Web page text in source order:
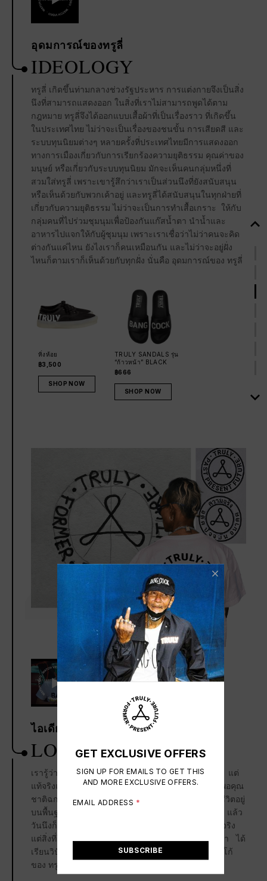
GET EXCLUSIVE OFFERS
SIGN UP FOR EMAILS TO GET THIS
AND MORE EXCLUSIVE OFFERS.
EMAIL ADDRESS *
SUBSCRIBE
อุดมการณ์ของทรูลี่
IDEOLOGY
ทรูลี่ เกิดขึ้นท่ามกลางช่วงรัฐประหาร การแต่งกายจึงเป็นสิ่ง
นึงที่สามารถแสดงออก ในสิ่งที่เราไม่สามารถพูดได้ตาม
กฎหมาย ทรูลี่จึงได้ออกแบบเสื้อผ้าที่เป็นเรื่องราว ที่เกิดขึ้น
ในประเทศไทย ไม่ว่าจะเป็นเรื่องของชนขั้น การเสียดสี และ
ระบบทุนนิยมต่างๆ หลายครั้งที่ประเทศไทยมีการแสดงออก
ทางการเมืองเกี่ยวกับการเรียกร้องความยุติธรรม คุณค่าของ
มนุษย์ หรือเกี่ยวกับระบบทุนนิยม มักจะเห็นคนกลุ่มหนึ่งที่
สวมใส่ทรูลี่ เพราะเขารู้สึกว่าเราเป็นส่วนนึงที่ยังสนับสนุน
หรือเห็นด้วยกับพวกเค้าอยู่ และทรูลี่ได้สนับสนุนในทุกฝ่ายที่
เกี่ยวกับความยุติธรรม ไม่ว่าจะเป็นการทำเสื้อเกราะ ให้กับ
กลุ่มคนที่ไปร่วมชุมนุมเพื่อป้องกันแก๊สน้ำตา นำน้ำและ
อาหารไปแจกให้กับผู้ชุมนุม เพราะเราเชื่อว่าไม่ว่าคนจะคิด
ต่างกันแค่ไหน ยังไงเราก็คนเหมือนกัน และไม่ว่าจะอยู่ฝั่ง
ไหนก็ตามเราก็เห็นด้วยกับทุกฝั่ง นั่นคือ อุดมการณ์ของ ทรูลี่
หิ่งห้อย
฿3,500
SHOP NOW
TRULY SANDALS รุ่น
“ก้าวหน้า” BLACK
฿666
SHOP NOW
4
ไอเดียโลโก้ของ ทรูลี่
LOGO IDEAS
เรารู้ว่าเราไม่ได้ยิ่งใหญ่พอที่จะเปลี่ยนแปลงทุกอย่างได้ แต่
แท้จริงแล้วเรายิ่งใหญ่พอที่ เราจะเปลี่ยนแปลงตัวเอง พอคุณ
ชาติฉกาจ ไวกวี เริ่มเจอทางเลือกใหม่ของชีวิตเริ่มใช้ชีวิตอยู่
บนพื้นฐานของความจริง ศึกษาในทิศทางใหม่ของชีวิต แล้ว
วันนึงก็รู้ว่า แท้จริงแล้ว ความจริงบนโลกนี้อาจจะไม่มีจริง
แต่สิ่งที่ใกล้เคียงความจริง ที่สุดคือ ปัจจุบันหลังจากที่เขา ได้
เรียนวิปัสสนาที่ โกเอ็นก้าระหว่างนั้นจึงเกิดไอเดีย โลโก้
ของ ทรูลี่ ขึ้นมา ชื่อ ‘กลาปะ’